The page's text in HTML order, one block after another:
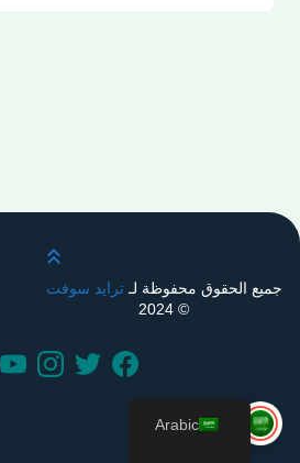
قم
جميع الحقوق محفوظة لـترايد سوفت
© 2024
Arabic